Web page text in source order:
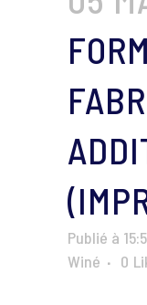
Publié à
Winé
0